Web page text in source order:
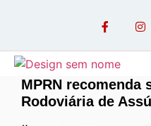
MPRN recomenda
Rodoviária de